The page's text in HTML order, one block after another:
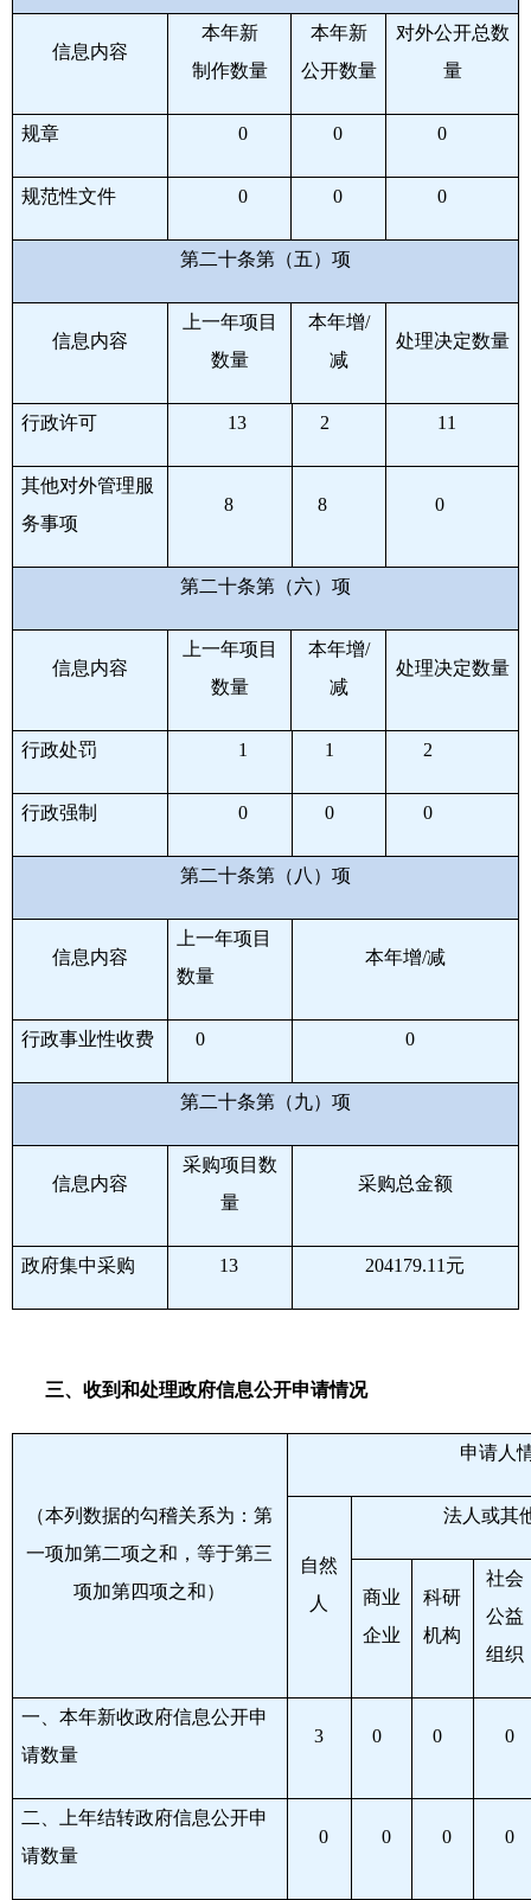
信息内容
本年新
制作数量
本年新
公开数量
对外公开总数
量
规章 0 0 0
规范性文件 0 0 0
第二十条第（五）项
信息内容
上一年项目
数量
本年增/
减
处理决定数量
行政许可 13 2 11
其他对外管理服
务事项
8 8 0
第二十条第（六）项
信息内容
上一年项目
数量
本年增/
减
处理决定数量
行政处罚 1 1 2
行政强制 0 0 0
第二十条第（八）项
信息内容
上一年项目
数量
本年增/减
行政事业性收费 0 0
第二十条第（九）项
信息内容
采购项目数
量
采购总金额
政府集中采购 13 204179.11元
三、收到和处理政府信息公开申请情况
（本列数据的勾稽关系为：第
一项加第二项之和，等于第三
项加第四项之和）
申请人
自然
人
法人或其
商业
企业
科研
机构
社会
公益
组织
一、本年新收政府信息公开申
请数量
3 0 0 0
二、上年结转政府信息公开申
请数量
0 0 0 0